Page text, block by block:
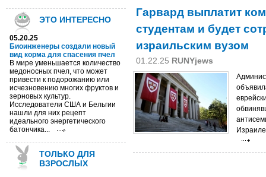
ЭТО ИНТЕРЕСНО
05.20.25
Биоинженеры создали новый
вид корма для спасения пчел
В мире уменьшается количество
медоносных пчел, что может
привести к подорожанию или
исчезновению многих фруктов и
зерновых культур.
Исследователи США и Бельгии
нашли для них рецепт
идеального энергетического
батончика...
ТОЛЬКО ДЛЯ
ВЗРОСЛЫХ
Гарвард выплатит
студентам и будет
израильским вузом
01.22.25 RUNYjews